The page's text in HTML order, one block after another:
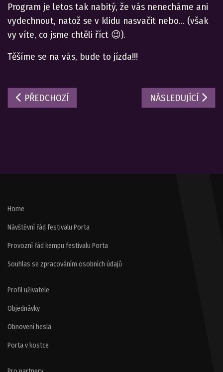
Program je letos tak nabitý, že vás nenecháme ani
vydechnout, natož se v klidu nasvačit nebo... (však
vy víte, co jsme chtěli říct 😉).
Těšíme se na vás, bude to jízda!!!
PŘEDCHOZÍ ČLÁNEK: GASTRO, MERCH A HOTOVOST:
PŘEDCHOZÍ DALŠÍ ČLÁNEK:
NÁSLEDUJÍCÍ
Home
Návštěvní řád festivalu Porta
Provozní řád kempu festivalu Porta
Souhlas se zpracováním osobních údajů
Profil uživatele
Objednávky
Obnovení hesla
Porta v kostce